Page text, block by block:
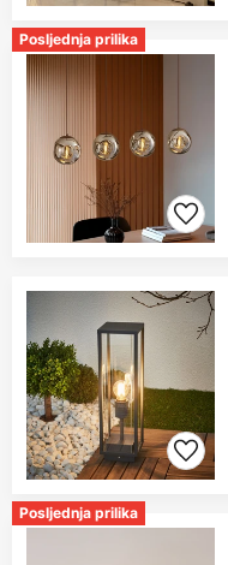
Posljednja prilika
Posljednja prilika